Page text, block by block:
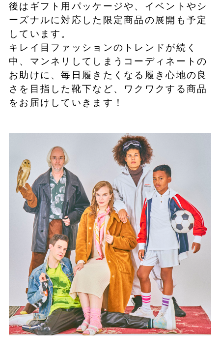
後はギフト用パッケージや、イベントやシ
ーズナルに対応した限定商品の展開も予定
しています。
キレイ目ファッションのトレンドが続く
中、マンネリしてしまうコーディネートの
お助けに、毎日履きたくなる履き心地の良
さを目指した靴下など、ワクワクする商品
をお届けしていきます！